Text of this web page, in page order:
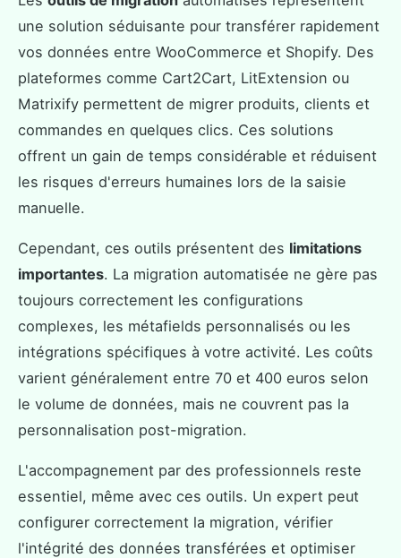
une solution séduisante pour transférer rapidement
vos données entre WooCommerce et Shopify. Des
plateformes comme Cart2Cart, LitExtension ou
Matrixify permettent de migrer produits, clients et
commandes en quelques clics. Ces solutions
offrent un gain de temps considérable et réduisent
les risques d'erreurs humaines lors de la saisie
manuelle.
Cependant, ces outils présentent des limitations
importantes. La migration automatisée ne gère pas
toujours correctement les configurations
complexes, les métafields personnalisés ou les
intégrations spécifiques à votre activité. Les coûts
varient généralement entre 70 et 400 euros selon
le volume de données, mais ne couvrent pas la
personnalisation post-migration.
L'accompagnement par des professionnels reste
essentiel, même avec ces outils. Un expert peut
configurer correctement la migration, vérifier
l'intégrité des données transférées et optimiser